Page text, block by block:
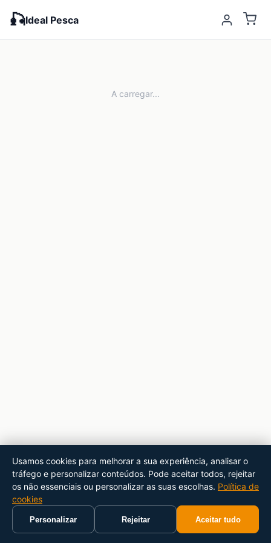
🎣Ideal Pesca
A carregar...
Usamos cookies para melhorar a sua experiência, analisar o
tráfego e personalizar conteúdos. Pode aceitar todos, rejeitar
os não essenciais ou personalizar as suas escolhas. Política de
cookies
Personalizar Rejeitar Aceitar tudo